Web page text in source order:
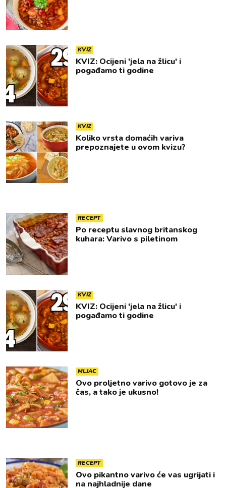
KVIZ
KVIZ: Ocijeni 'jela na žlicu' i
pogađamo ti godine
KVIZ
Koliko vrsta domaćih variva
prepoznajete u ovom kvizu?
RECEPT
Po receptu slavnog britanskog
kuhara: Varivo s piletinom
KVIZ
KVIZ: Ocijeni 'jela na žlicu' i
pogađamo ti godine
MLJAC
Ovo proljetno varivo gotovo je za
čas, a tako je ukusno!
RECEPT
Ovo pikantno varivo će vas ugrijati i
na najhladnije dane